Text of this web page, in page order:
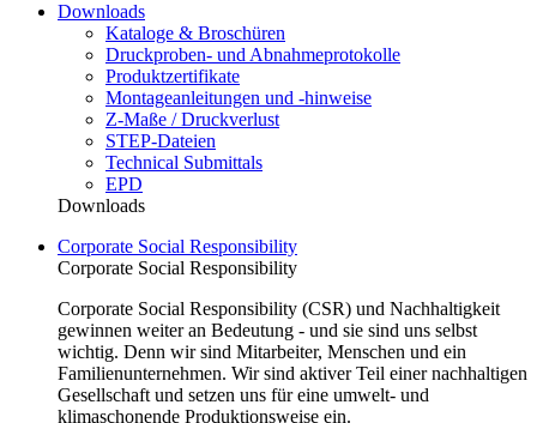
Downloads
Kataloge & Broschüren
Druckproben- und Abnahmeprotokolle
Produktzertifikate
Montageanleitungen und -hinweise
Z-Maße / Druckverlust
STEP-Dateien
Technical Submittals
EPD
Downloads
Corporate Social Responsibility
Corporate Social Responsibility
Corporate Social Responsibility (CSR) und Nachhaltigkeit
gewinnen weiter an Bedeutung - und sie sind uns selbst
wichtig. Denn wir sind Mitarbeiter, Menschen und ein
Familienunternehmen. Wir sind aktiver Teil einer nachhaltigen
Gesellschaft und setzen uns für eine umwelt- und
klimaschonende Produktionsweise ein.